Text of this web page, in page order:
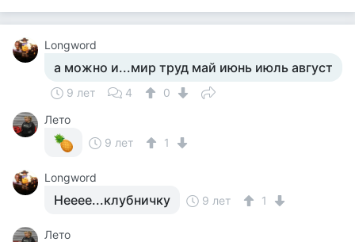
Longword
а можно и...мир труд май июнь июль август
9 лет 4
0
Лето
9 лет
1
Longword
Нееее...клубничку 9 лет 1
Лето